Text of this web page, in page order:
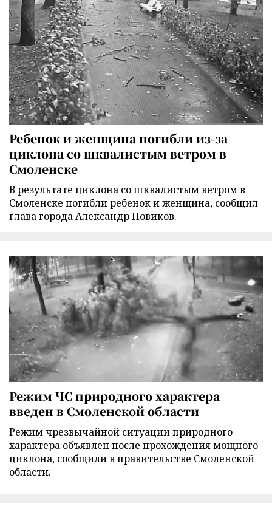
Ребенок и женщина погибли из-за
циклона со шквалистым ветром в
Смоленске
В результате циклона со шквалистым ветром в
Смоленске погибли ребенок и женщина, сообщил
глава города Александр Новиков.
Режим ЧС природного характера
введен в Смоленской области
Режим чрезвычайной ситуации природного
характера объявлен после прохождения мощного
циклона, сообщили в правительстве Смоленской
области.